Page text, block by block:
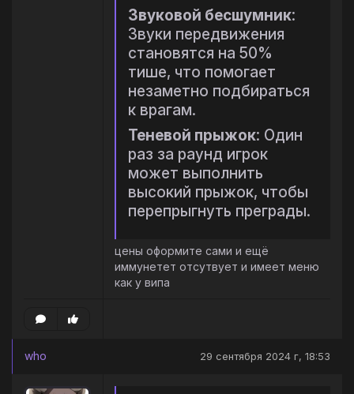
Звуковой бесшумник:
Звуки передвижения
становятся на 50%
тише, что помогает
незаметно подбираться
к врагам.
Теневой прыжок: Один
раз за раунд игрок
может выполнить
высокий прыжок, чтобы
перепрыгнуть преграды.
цены оформите сами и ещё
иммунетет отсутвует и имеет меню
как у випа
who 29 сентября 2024 г, 18:53